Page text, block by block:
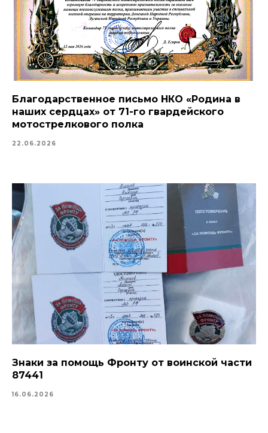
Благодарственное письмо НКО «Родина в
наших сердцах» от 71-го гвардейского
мотострелкового полка
22.06.2026
Знаки за помощь Фронту от воинской части
87441
16.06.2026